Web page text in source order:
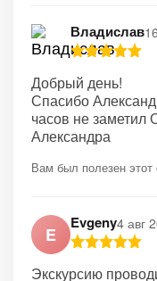
Владислав
Добрый день!
Спасибо
часов не заметил
Александра
Вам был полезен этот
E
Evgeny4 авг
Экскурсию